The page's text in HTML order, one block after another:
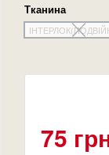
Тканина
75